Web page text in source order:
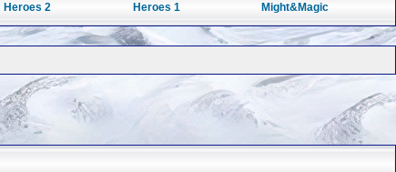
Heroes 2 Heroes 1 Might&Magic